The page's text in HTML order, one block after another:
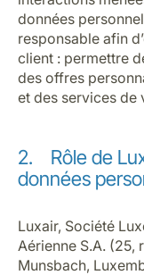
données
responsable afin
client : permettre
des offres
et des services de
2. Rôle de
données
Luxair, Société
Aérienne S.A. (25,
Munsbach,